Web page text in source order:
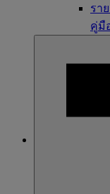
รา
คู่มื